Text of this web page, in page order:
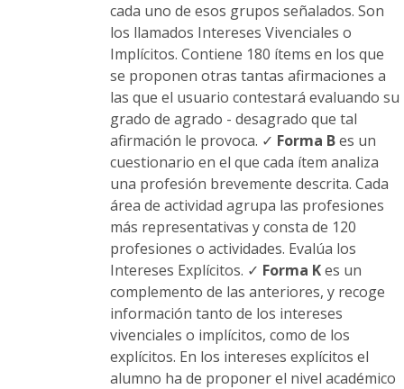
cada uno de esos grupos señalados. Son
los llamados Intereses Vivenciales o
Implícitos. Contiene 180 ítems en los que
se proponen otras tantas afirmaciones a
las que el usuario contestará evaluando su
grado de agrado - desagrado que tal
afirmación le provoca. ✓ Forma Bes un
cuestionario en el que cada ítem analiza
una profesión brevemente descrita. Cada
área de actividad agrupa las profesiones
más representativas y consta de 120
profesiones o actividades. Evalúa los
Intereses Explícitos. ✓ Forma Kes un
complemento de las anteriores, y recoge
información tanto de los intereses
vivenciales o implícitos, como de los
explícitos. En los intereses explícitos el
alumno ha de proponer el nivel académico